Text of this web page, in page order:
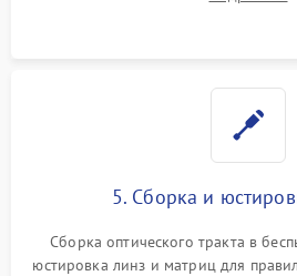
колеса или восстановление
5. Сборка и
Сборка оптического тракта в
юстировка линз и матриц для